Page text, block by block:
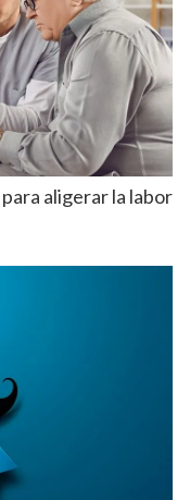
aligerar la labor